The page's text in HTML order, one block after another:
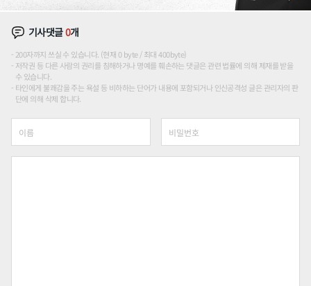
기사댓글0개
200자까지 쓰실 수 있습니다. (현재 0 byte / 최대 400byte)
저작권 등 다른 사람의 권리를 침해하거나 명예를 훼손하는 댓글은 관련 법률에 의해 제재를 받을
수 있습니다.
타인에게 불쾌감을 주는 욕설 등 비하하는 단어가 내용에 포함되거나 인신공격성 글은 관리자의 판
단에 의해 삭제 합니다.